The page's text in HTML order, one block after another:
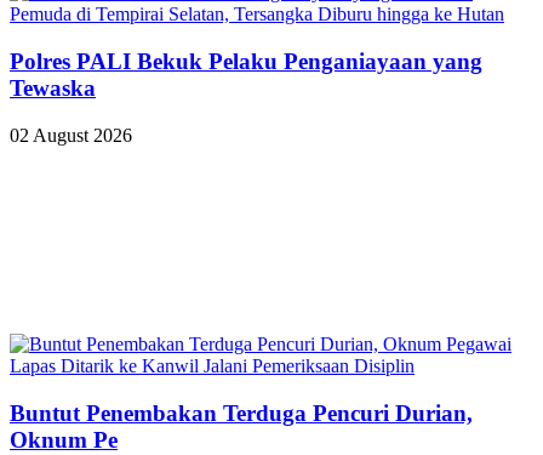
Polres PALI Bekuk Pelaku Penganiayaan yang
Tewaska
02 August 2026
Buntut Penembakan Terduga Pencuri Durian,
Oknum Pe